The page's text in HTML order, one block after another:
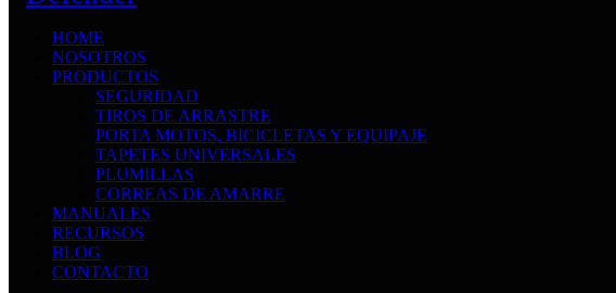
HOME
NOSOTROS
PRODUCTOS
SEGURIDAD
TIROS DE ARRASTRE
PORTA MOTOS, BICICLETAS Y EQUIPAJE
TAPETES UNIVERSALES
PLUMILLAS
CORREAS DE AMARRE
MANUALES
RECURSOS
BLOG
CONTACTO